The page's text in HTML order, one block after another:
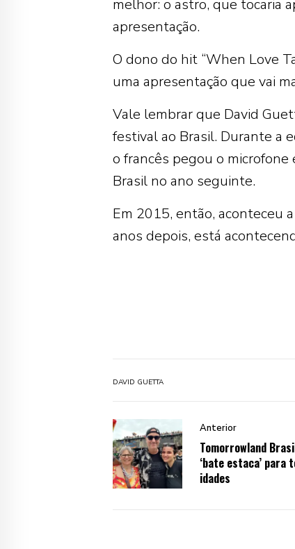
melhor: o astro, que tocaria
apresentação.
O dono do hit “When Love
uma apresentação que vai
Vale lembrar que David
festival ao Brasil. Durante a
o francês pegou o
Brasil no ano seguinte.
Em 2015, então, aconteceu
anos depois, está
DAVID GUETTA
Anterior
Tomorrowland
‘bate estaca’ para
idades